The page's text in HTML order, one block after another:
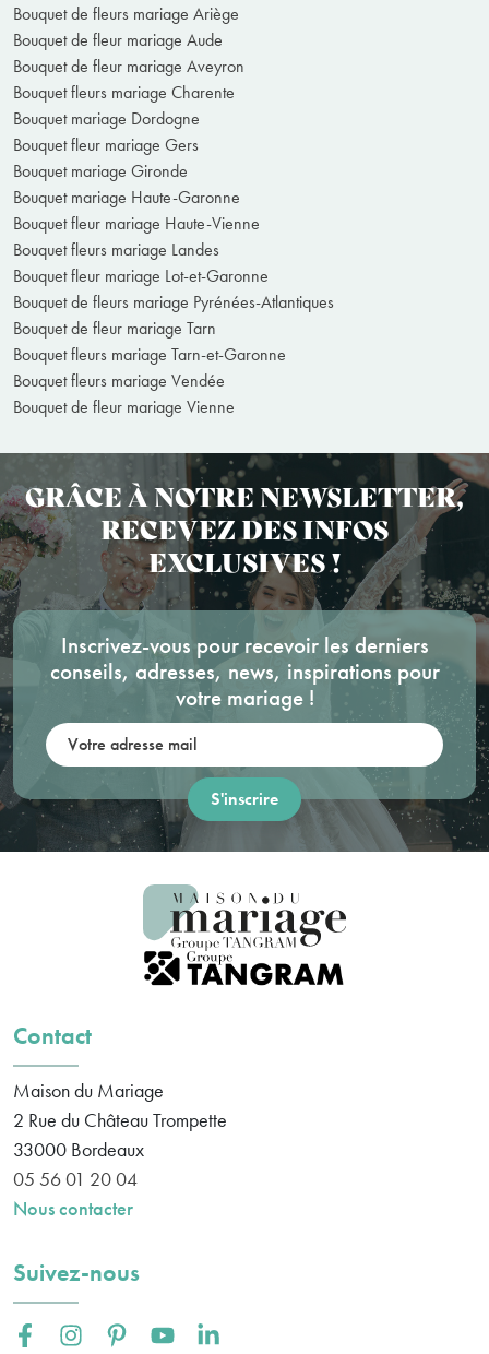
Bouquet de fleurs mariage Ariège
Bouquet de fleur mariage Aude
Bouquet de fleur mariage Aveyron
Bouquet fleurs mariage Charente
Bouquet mariage Dordogne
Bouquet fleur mariage Gers
Bouquet mariage Gironde
Bouquet mariage Haute-Garonne
Bouquet fleur mariage Haute-Vienne
Bouquet fleurs mariage Landes
Bouquet fleur mariage Lot-et-Garonne
Bouquet de fleurs mariage Pyrénées-Atlantiques
Bouquet de fleur mariage Tarn
Bouquet fleurs mariage Tarn-et-Garonne
Bouquet fleurs mariage Vendée
Bouquet de fleur mariage Vienne
GRÂCE À NOTRE NEWSLETTER,
RECEVEZ DES INFOS
EXCLUSIVES !
Inscrivez-vous pour recevoir les derniers
conseils, adresses, news, inspirations pour
votre mariage !
Contact
Maison du Mariage
2 Rue du Château Trompette
33000 Bordeaux
05 56 01 20 04
Nous contacter
Suivez-nous
Facebook :Instagram :Pinterest :Youtube :Linkedin :